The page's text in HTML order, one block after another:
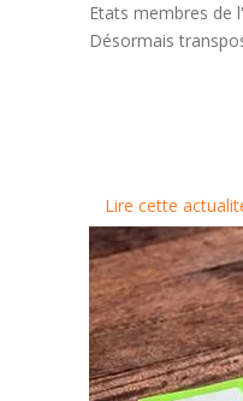
Etats membres de
Désormais
Lire cette